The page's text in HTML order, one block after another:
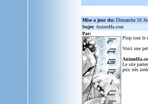
Mise a jour du: Dimanche 10
Sujet: AnimeHa.com
Par:
Plop tout le
Voici une
Le site
prix très